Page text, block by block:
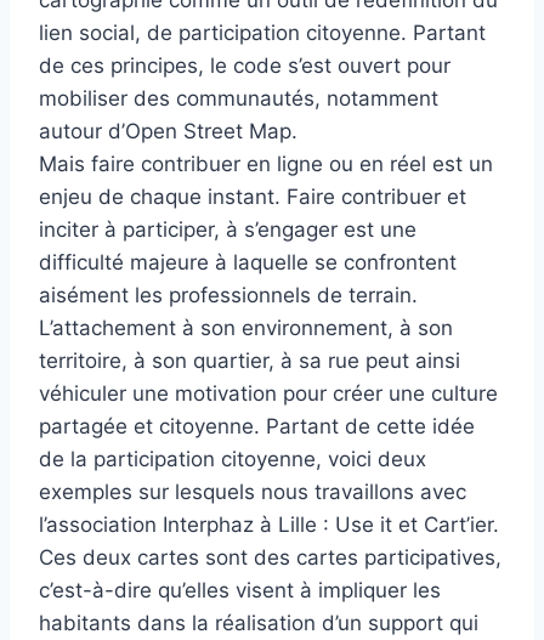
lien social, de participation citoyenne. Partant
de ces principes, le code s’est ouvert pour
mobiliser des communautés, notamment
autour d’Open Street Map.
Mais faire contribuer en ligne ou en réel est un
enjeu de chaque instant. Faire contribuer et
inciter à participer, à s’engager est une
difficulté majeure à laquelle se confrontent
aisément les professionnels de terrain.
L’attachement à son environnement, à son
territoire, à son quartier, à sa rue peut ainsi
véhiculer une motivation pour créer une culture
partagée et citoyenne. Partant de cette idée
de la participation citoyenne, voici deux
exemples sur lesquels nous travaillons avec
l’association Interphaz à Lille : Use it et Cart’ier.
Ces deux cartes sont des cartes participatives,
c’est-à-dire qu’elles visent à impliquer les
habitants dans la réalisation d’un support qui